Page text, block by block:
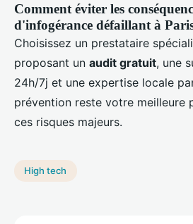
Comment éviter les
d'infogérance défaillant à
Choisissez un prestataire
proposant un audit gratuit, une
24h/7j et une expertise locale
prévention reste votre meilleure
ces risques majeurs.
High tech